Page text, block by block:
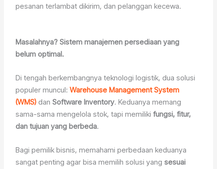
pesanan terlambat dikirim, dan pelanggan kecewa.
Masalahnya? Sistem manajemen persediaan yang
belum optimal.
Di tengah berkembangnya teknologi logistik, dua solusi
populer muncul:Warehouse Management System
(WMS) danSoftware Inventory. Keduanya memang
sama-sama mengelola stok, tapi memilikifungsi, fitur,
dan tujuan yang berbeda.
Bagi pemilik bisnis, memahami perbedaan keduanya
sangat penting agar bisa memilih solusi yangsesuai